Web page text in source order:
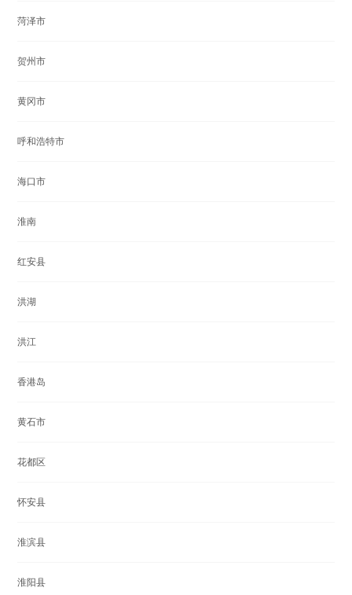
菏泽市
贺州市
黄冈市
呼和浩特市
海口市
淮南
红安县
洪湖
洪江
香港岛
黄石市
花都区
怀安县
淮滨县
淮阳县